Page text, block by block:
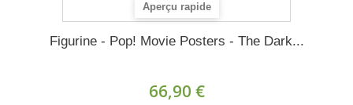
Aperçu rapide
Figurine - Pop! Movie Posters - The Dark...
66,90 €